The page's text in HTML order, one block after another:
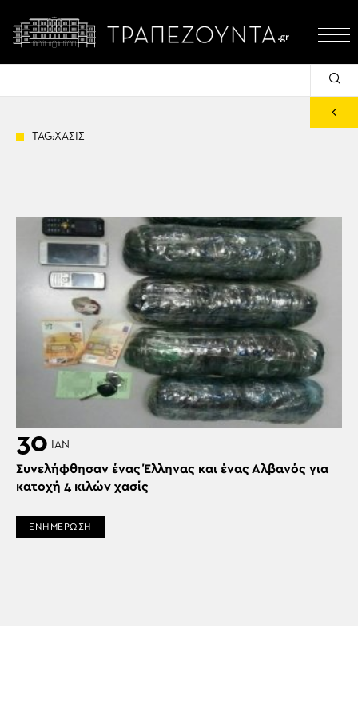
TAG:ΧΑΣΙΣ
30 ΙΑΝ
Συνελήφθησαν ένας Έλληνας και ένας Αλβανός για
κατοχή 4 κιλών χασίς
ΕΝΗΜΕΡΩΣΗ